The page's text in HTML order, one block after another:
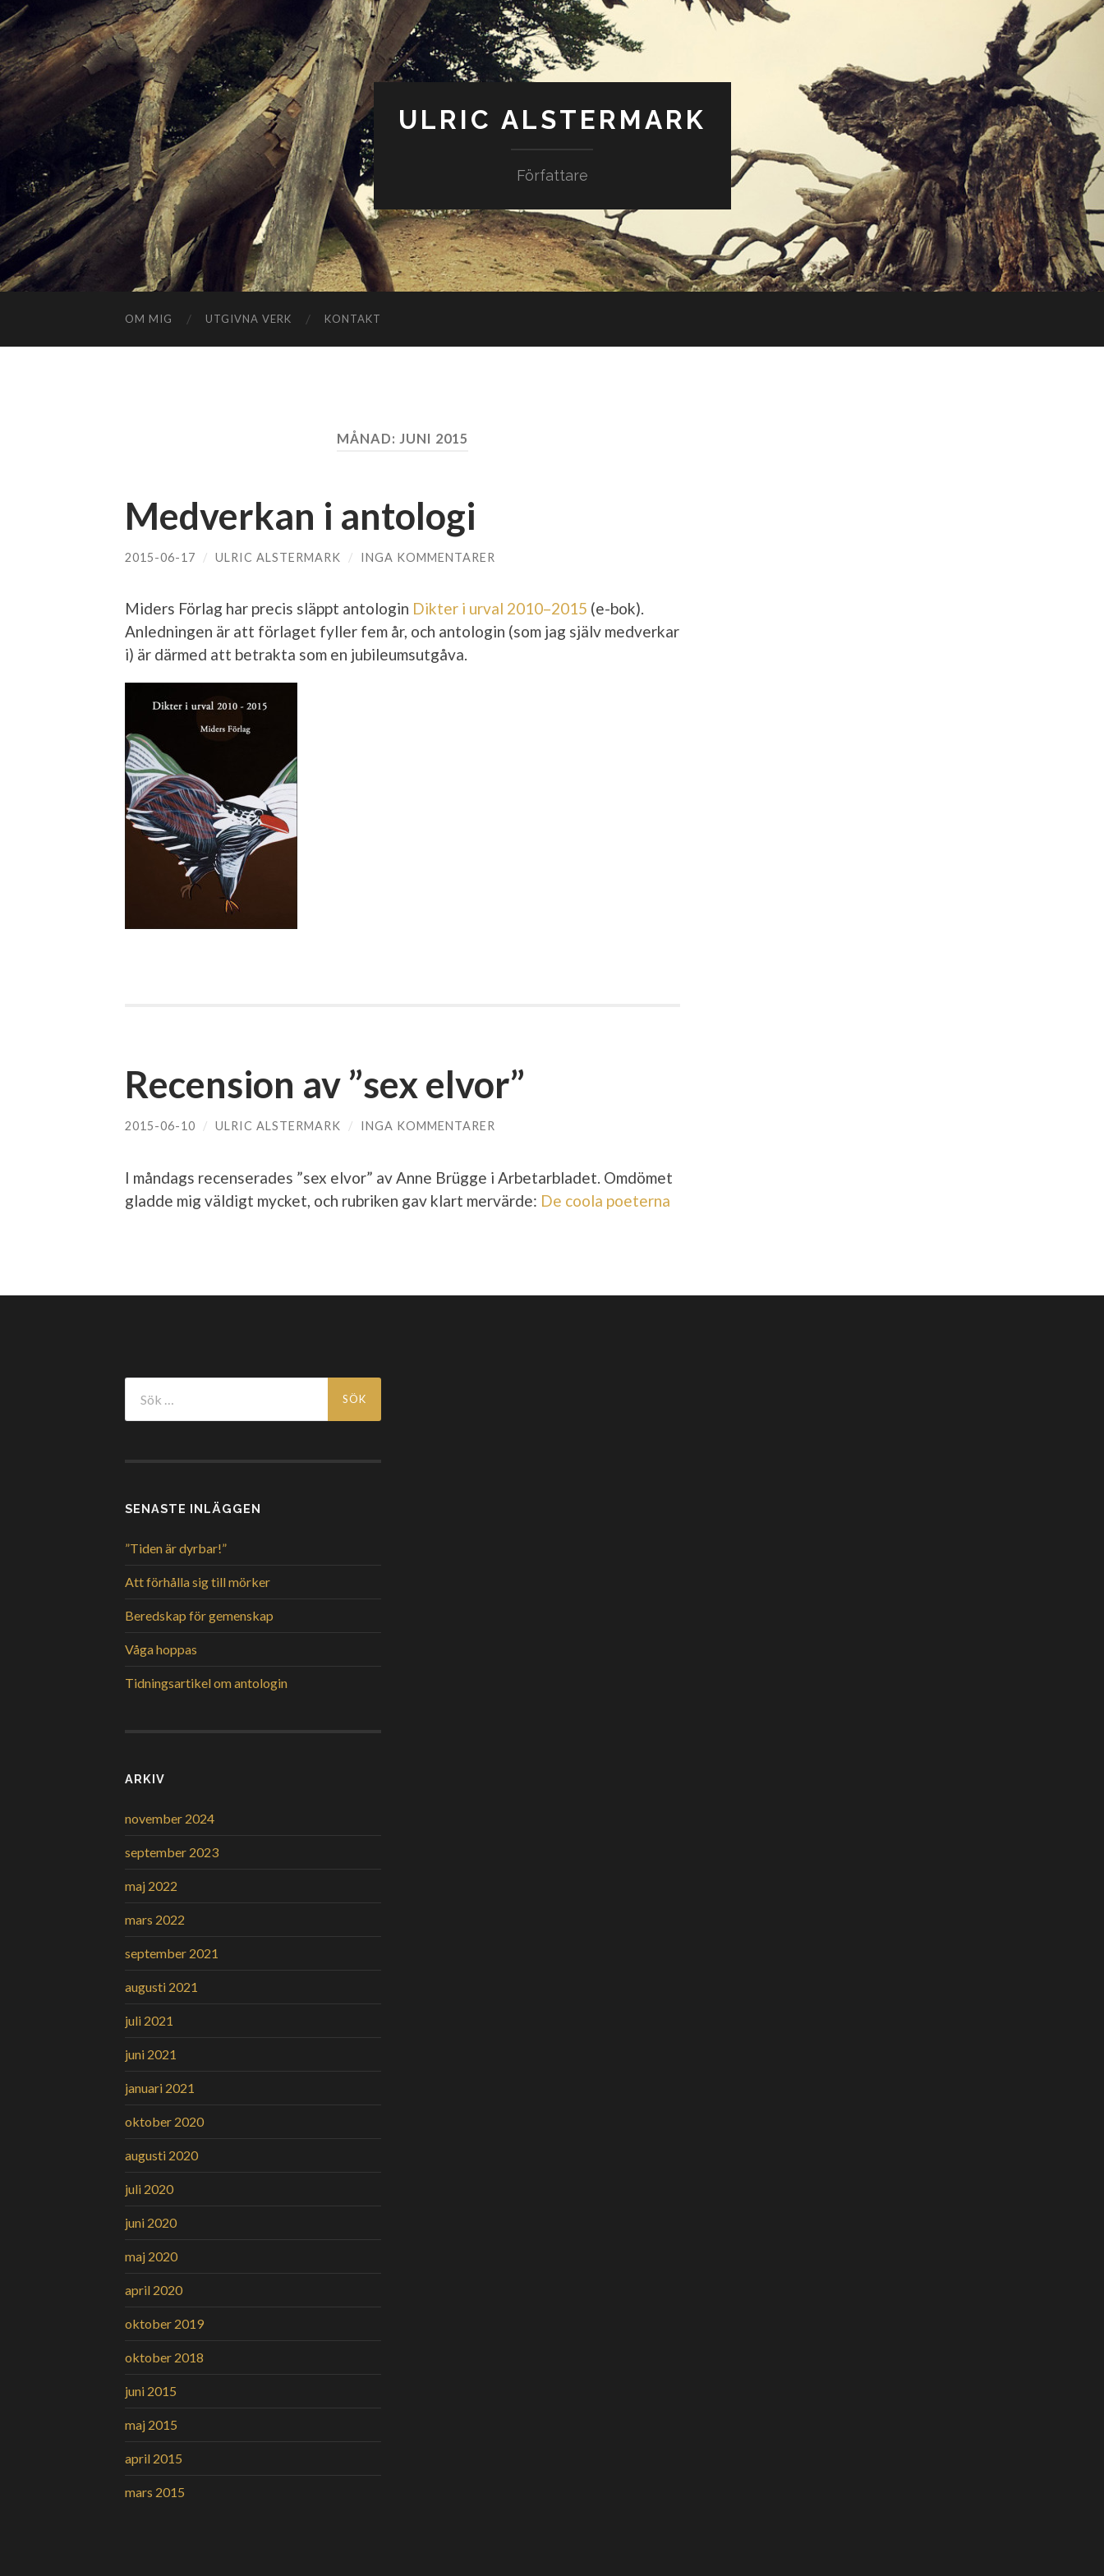
ULRIC ALSTERMARK
Författare
OM MIG UTGIVNA VERK KONTAKT
MÅNAD: JUNI 2015
Medverkan i antologi
2015-06-17 / ULRIC ALSTERMARK / INGA KOMMENTARER
Miders Förlag har precis släppt antologin Dikter i urval 2010–2015 (e-bok).
Anledningen är att förlaget fyller fem år, och antologin (som jag själv medverkar
i) är därmed att betrakta som en jubileumsutgåva.
Recension av ”sex elvor”
2015-06-10 / ULRIC ALSTERMARK / INGA KOMMENTARER
I måndags recenserades ”sex elvor” av Anne Brügge i Arbetarbladet. Omdömet
gladde mig väldigt mycket, och rubriken gav klart mervärde: De coola poeterna
efter:
SENASTE INLÄGGEN
”Tiden är dyrbar!”
Att förhålla sig till mörker
Beredskap för gemenskap
Våga hoppas
Tidningsartikel om antologin
ARKIV
november 2024
september 2023
maj 2022
mars 2022
september 2021
augusti 2021
juli 2021
juni 2021
januari 2021
oktober 2020
augusti 2020
juli 2020
juni 2020
maj 2020
april 2020
oktober 2019
oktober 2018
juni 2015
maj 2015
april 2015
mars 2015